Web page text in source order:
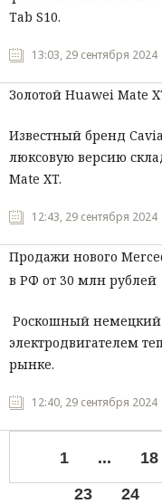
Tab S10.
13:03, 29 сентября 2024
Золотой Huawei Mate
Известный бренд
люксовую версию
Mate XT.
12:43, 29 сентября 2024
Продажи нового
в РФ от 30 млн рублей
Роскошный немецкий
электродвигателем
рынке.
12:40, 29 сентября 2024
1 ... 18
23
24